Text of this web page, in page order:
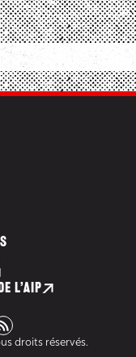
L’AIP
droits réservés.